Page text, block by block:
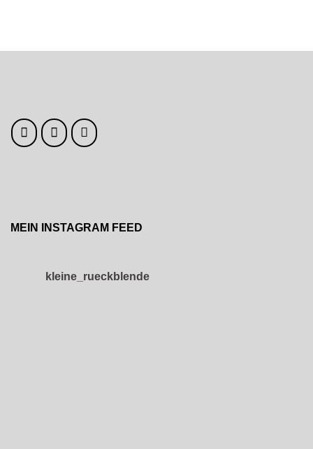
MEIN INSTAGRAM FEED
kleine_rueckblende